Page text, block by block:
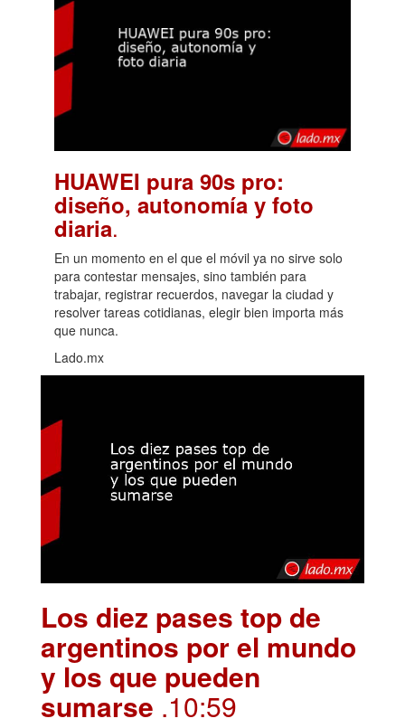
HUAWEI pura 90s pro:
diseño, autonomía y foto
diaria.
En un momento en el que el móvil ya no sirve solo
para contestar mensajes, sino también para
trabajar, registrar recuerdos, navegar la ciudad y
resolver tareas cotidianas, elegir bien importa más
que nunca.
Lado.mx
Los diez pases top de
argentinos por el mundo
y los que pueden
sumarse .10:59